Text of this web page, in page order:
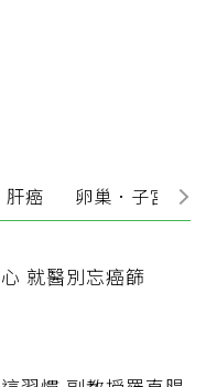
肝癌 卵巢．子宮
就醫別忘癌篩